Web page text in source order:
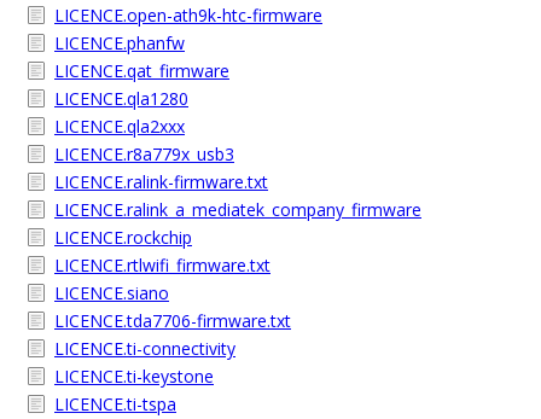
LICENCE.open-ath9k-htc-firmware
LICENCE.phanfw
LICENCE.qat_firmware
LICENCE.qla1280
LICENCE.qla2xxx
LICENCE.r8a779x_usb3
LICENCE.ralink-firmware.txt
LICENCE.ralink_a_mediatek_company_firmware
LICENCE.rockchip
LICENCE.rtlwifi_firmware.txt
LICENCE.siano
LICENCE.tda7706-firmware.txt
LICENCE.ti-connectivity
LICENCE.ti-keystone
LICENCE.ti-tspa